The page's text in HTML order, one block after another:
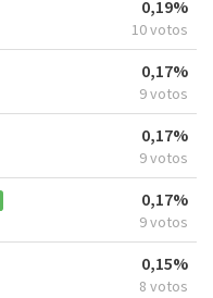
0,19%
10 votos
0,17%
9 votos
0,17%
9 votos
0,17%
9 votos
0,15%
8 votos